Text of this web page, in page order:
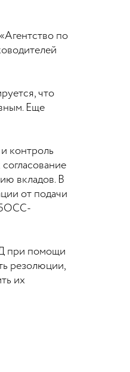
по
что
Еще
контроль
вкладов. В
от подачи
при помощи
резолюции,
их